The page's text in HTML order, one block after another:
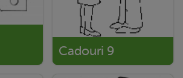
Cadouri 9